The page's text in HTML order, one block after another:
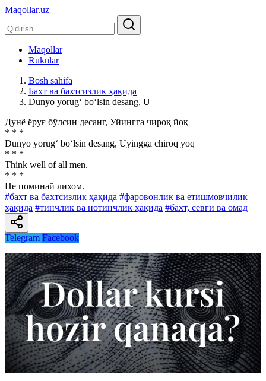
Maqollar.uz
Maqollar
Ruknlar
Bosh sahifa
Бахт ва бахтсизлик ҳақида
Dunyo yorug‘ bo‘lsin desang, U
Дунё ёруғ бўлсин десанг, Уйингга чироқ йоқ
* * *
Dunyo yorug‘ bo‘lsin desang, Uyingga chiroq yoq
* * *
Think well of all men.
* * *
He поминай лихом.
#бахт ва бахтсизлик ҳақида #фаровонлик ва етишмовчилик
ҳақида #тинчлик ва нотинчлик ҳақида #бахт, севги ва омад
Telegram Facebook